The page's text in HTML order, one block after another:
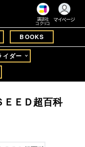
講談社
コクリコ
マイページ
BOOKS
イダー
ＥＤ超百科